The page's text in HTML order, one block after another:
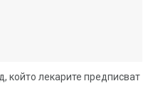
който лекарите предписват